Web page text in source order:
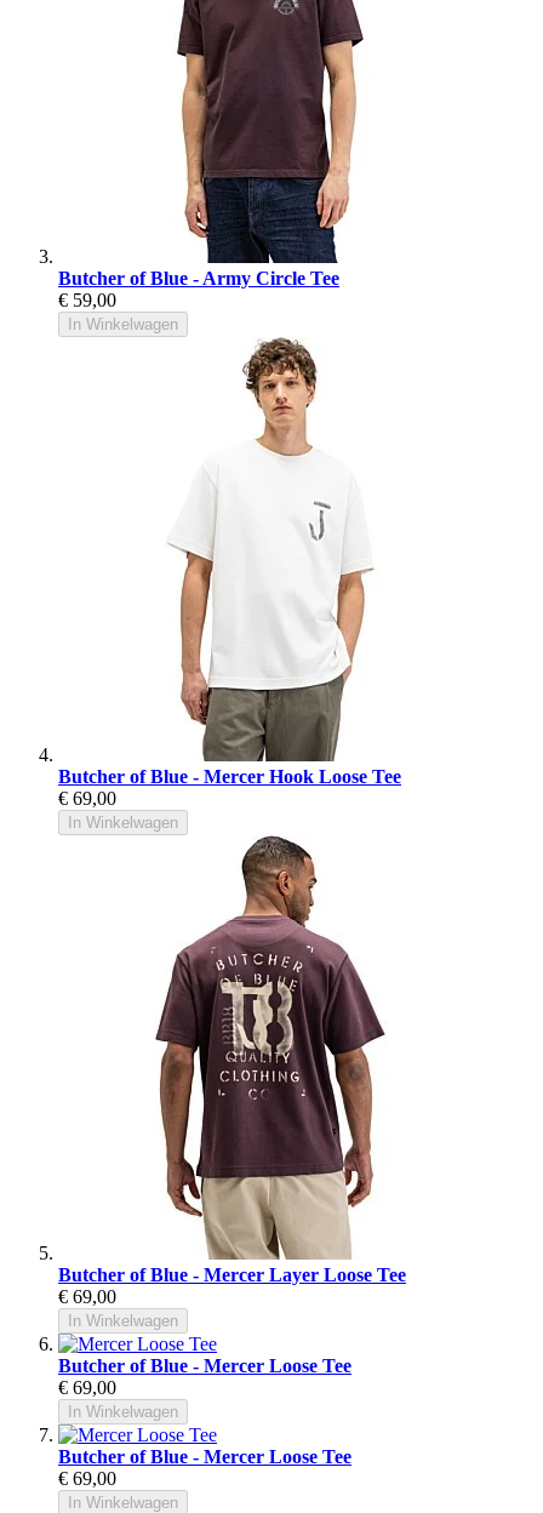
Butcher of Blue - Army Circle Tee
€ 59,00
In Winkelwagen
Butcher of Blue - Mercer Hook Loose Tee
€ 69,00
In Winkelwagen
Butcher of Blue - Mercer Layer Loose Tee
€ 69,00
In Winkelwagen
Butcher of Blue - Mercer Loose Tee
€ 69,00
In Winkelwagen
Butcher of Blue - Mercer Loose Tee
€ 69,00
In Winkelwagen